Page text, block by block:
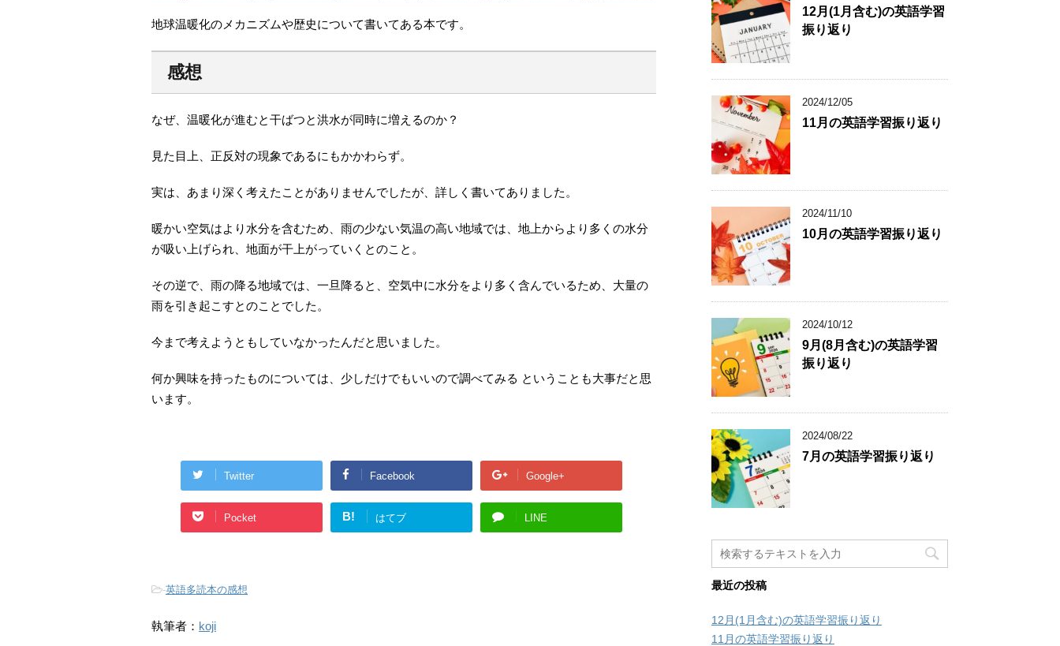
地球温暖化のメカニズムや歴史について書いてある本です。
感想
なぜ、温暖化が進むと干ばつと洪水が同時に増えるのか？
見た目上、正反対の現象であるにもかかわらず。
実は、あまり深く考えたことがありませんでしたが、詳しく書いてありました。
暖かい空気はより水分を含むため、雨の少ない気温の高い地域では、地上からより多くの水分
が吸い上げられ、地面が干上がっていくとのこと。
その逆で、雨の降る地域では、一旦降ると、空気中に水分をより多く含んでいるため、大量の
雨を引き起こすとのことでした。
今まで考えようともしていなかったんだと思いました。
何か興味を持ったものについては、少しだけでもいいので調べてみる ということも大事だと思
います。
Twitter Facebook Google+
Pocket B! はてブ LINE
-英語多読本の感想
執筆者： koji
12月(1月含む)の英語学習
振り返り
2024/12/05
11月の英語学習振り返り
2024/11/10
10月の英語学習振り返り
2024/10/12
9月(8月含む)の英語学習
振り返り
2024/08/22
7月の英語学習振り返り
最近の投稿
12月(1月含む)の英語学習振り返り
11月の英語学習振り返り